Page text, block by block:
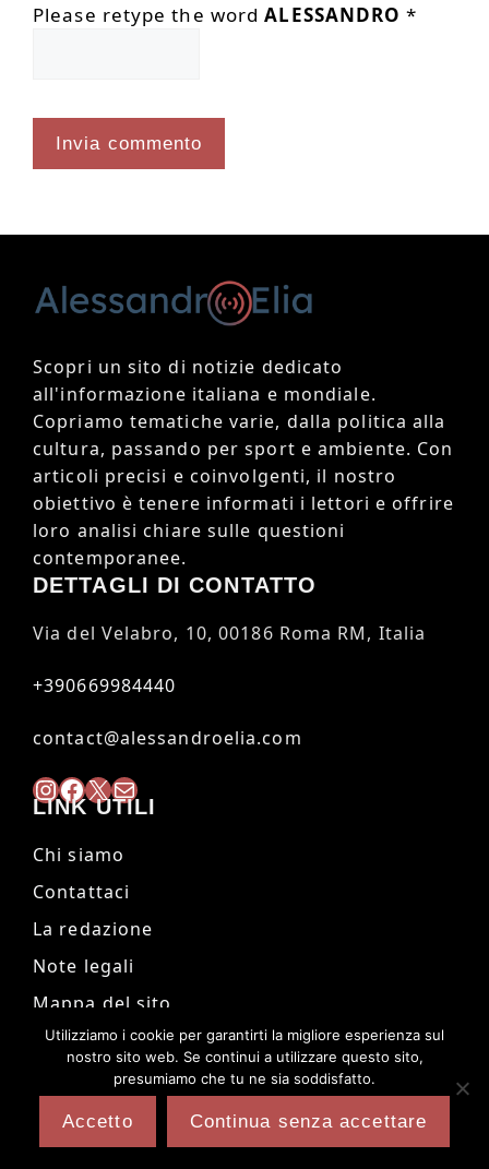
Please retype the wordALESSANDRO *
Scopri un sito di notizie dedicato
all'informazione italiana e mondiale.
Copriamo tematiche varie, dalla politica alla
cultura, passando per sport e ambiente. Con
articoli precisi e coinvolgenti, il nostro
obiettivo è tenere informati i lettori e offrire
loro analisi chiare sulle questioni
contemporanee.
DETTAGLI DI CONTATTO
Via del Velabro, 10, 00186 Roma RM, Italia
+390669984440
contact@alessandroelia.com
Instagram
Facebook
X Mail
LINK UTILI
Chi siamo
Contattaci
La redazione
Note legali
Mappa del sito
@2024 - Tutti i diritti riservati.Alessandro
Elia
Utilizziamo i cookie per garantirti la migliore esperienza sul
nostro sito web. Se continui a utilizzare questo sito,
presumiamo che tu ne sia soddisfatto.
Accetto Continua senza accettare